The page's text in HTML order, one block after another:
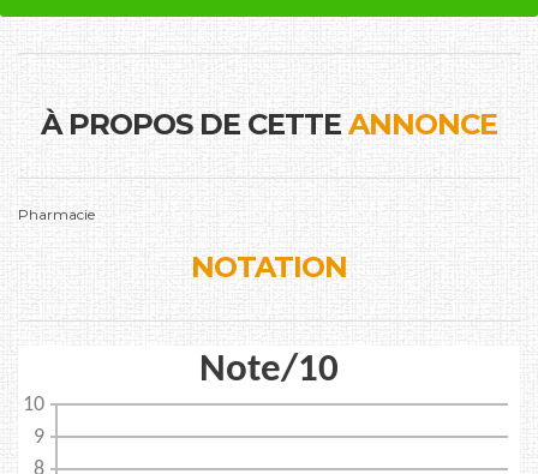
À PROPOS DE CETTEANNONCE
Pharmacie
NOTATION